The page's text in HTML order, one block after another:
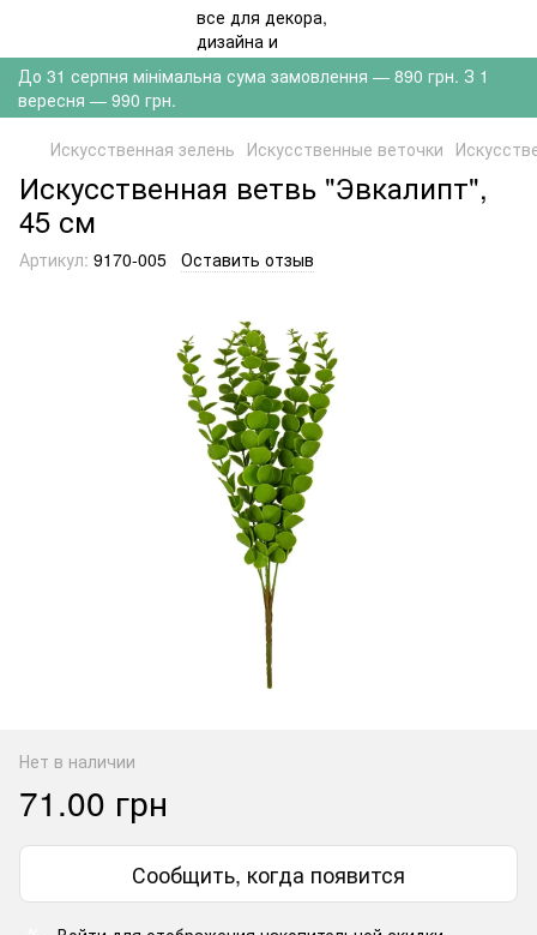
До 31 серпня мінімальна сума замовлення — 890 грн. З 1
вересня — 990 грн.
Искусственная зелень Искусственные веточки
Искусственная ветвь "Эвкалипт",
45 см
Артикул: 9170-005 Оставить отзыв
Нет в наличии
71.00 грн
Сообщить, когда появится